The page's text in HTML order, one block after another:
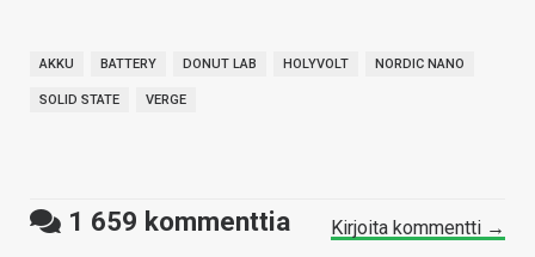
AKKU BATTERY DONUT LAB HOLYVOLT NORDIC NANO
SOLID STATE VERGE
1 659 kommenttia Kirjoita kommentti →